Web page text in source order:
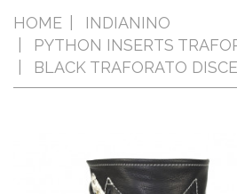
HOME
INDIANINO
PYTHON INSERTS
BLACK TRAFORATO